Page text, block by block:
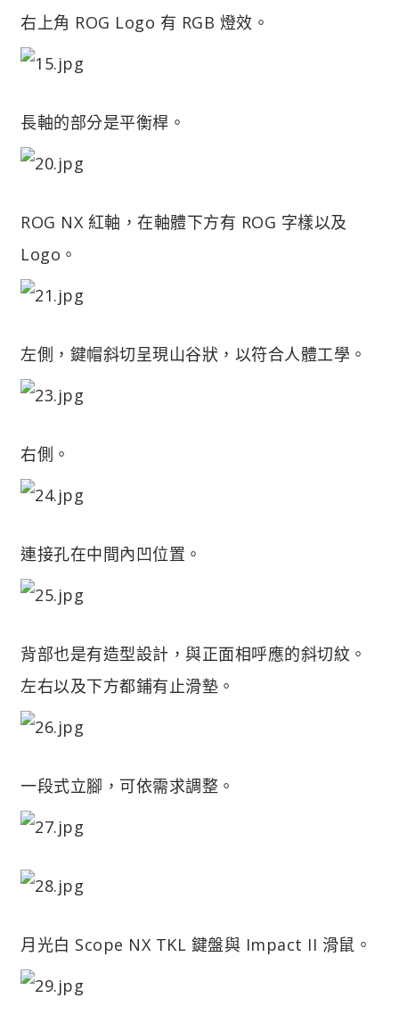
右上角 ROG Logo 有 RGB 燈效。
長軸的部分是平衡桿。
ROG NX 紅軸，在軸體下方有 ROG 字樣以及
Logo。
左側，鍵帽斜切呈現山谷狀，以符合人體工學。
右側。
連接孔在中間內凹位置。
背部也是有造型設計，與正面相呼應的斜切紋。
左右以及下方都鋪有止滑墊。
一段式立腳，可依需求調整。
月光白 Scope NX TKL 鍵盤與 Impact II 滑鼠。